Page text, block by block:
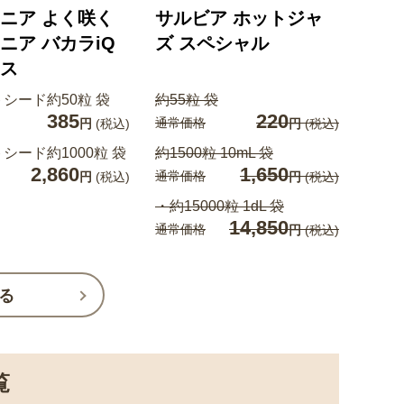
ア よく咲く
ア バカラiQ
ード約50粒 袋
385円 (税込)
ード約1000粒 袋
2,860円 (税込)
サルビア ホットジャ
ズ スペシャル
約55粒 袋
通常価格 220円(税込)
約1500粒 10mL 袋
通常価格 1,650円(税込)
・約15000粒 1dL 袋
通常価格 14,850円(税込)